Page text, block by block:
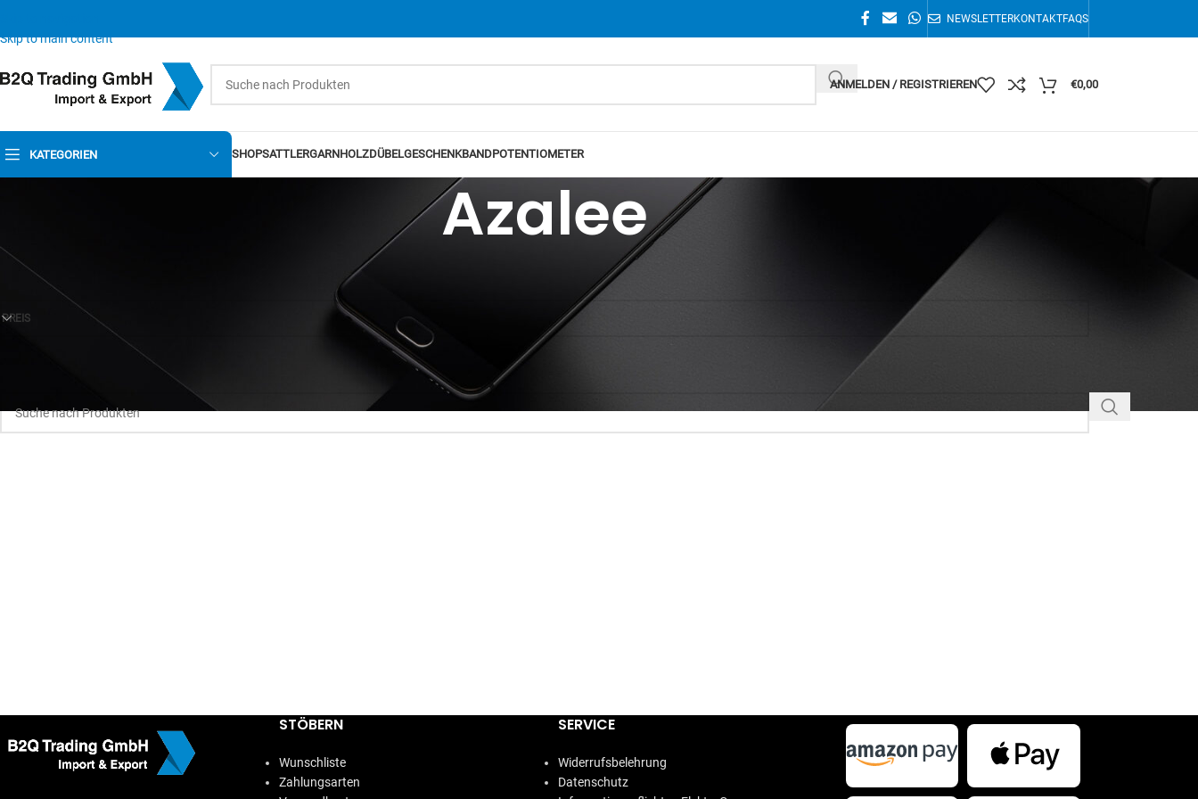
Skip to main content
NEWSLETTERKONTAKTFAQS
ANMELDEN / REGISTRIEREN €0,00
KATEGORIEN SHOPSATTLERGARNHOLZDÜBELGESCHENKBANDPOTENTIOMETER
Azalee
PREIS
Es wurden keine Produkte gefunden, die Ihrer Auswahl entsprechen.
STÖBERN
Wunschliste
Zahlungsarten
SERVICE
Widerrufsbelehrung
Datenschutz